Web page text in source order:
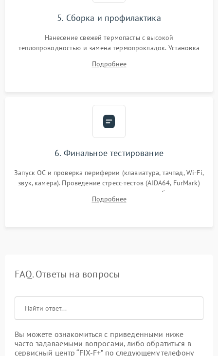
5. Сборка и профилактика
Нанесение свежей термопасты с высокой
теплопроводностью и замена термопрокладок. Установка
шлейфов, модулей памяти и накопителей. Предварительная
Подробнее
6. Финальное тестирование
Запуск ОС и проверка периферии (клавиатура, тачпад, Wi-Fi,
звук, камера). Проведение стресс-тестов (AIDA64, FurMark)
для контроля температурного режима и стабильности
системы под пиковой нагрузкой.
Подробнее
FAQ. Ответы на вопросы
Вы можете ознакомиться с приведенными ниже
часто задаваемыми вопросами, либо обратиться в
сервисный центр “FIX-F+” по следующему телефону